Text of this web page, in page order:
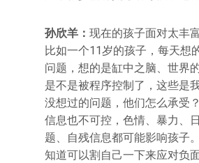
孙欣羊： 现在的孩子面对太丰
比如一个11岁的孩子，每天想
问题，想的是缸中之脑、世界
是不是被程序控制了，这些是
没想过的问题，他们怎么承受
信息也不可控，色情、暴力、
题、自残信息都可能影响孩子
知道可以割自己一下来应对负